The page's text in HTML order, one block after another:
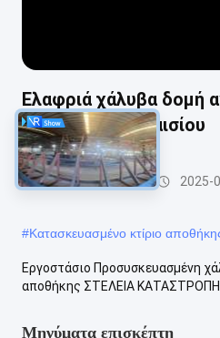
Ελαφριά χάλυβα δομή
κατασκευής πλαισίου
Αποθήκη χάλυβα 2025-
#Κατασκευασμένο κτίριο
Εργοστάσιο Προσυσκευασμένη
αποθήκης ΣΤΕΛΕΙΑ
Μηνύματα επισκέπτη